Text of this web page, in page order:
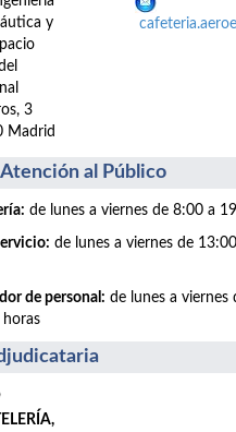
y
3
Madrid
al Público
de lunes a viernes de 8:00 a
de lunes a viernes de
de personal: de lunes a viernes